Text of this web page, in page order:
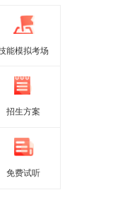
能模拟考场
招生方案
免费试听